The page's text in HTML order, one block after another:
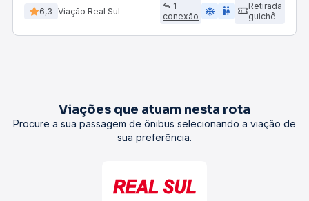
6,3 Viação Real Sul
1
conexão
ac_unit wc
Retirada
guichê
Viações que atuam nesta rota
Procure a sua passagem de ônibus selecionando a viação de
sua preferência.